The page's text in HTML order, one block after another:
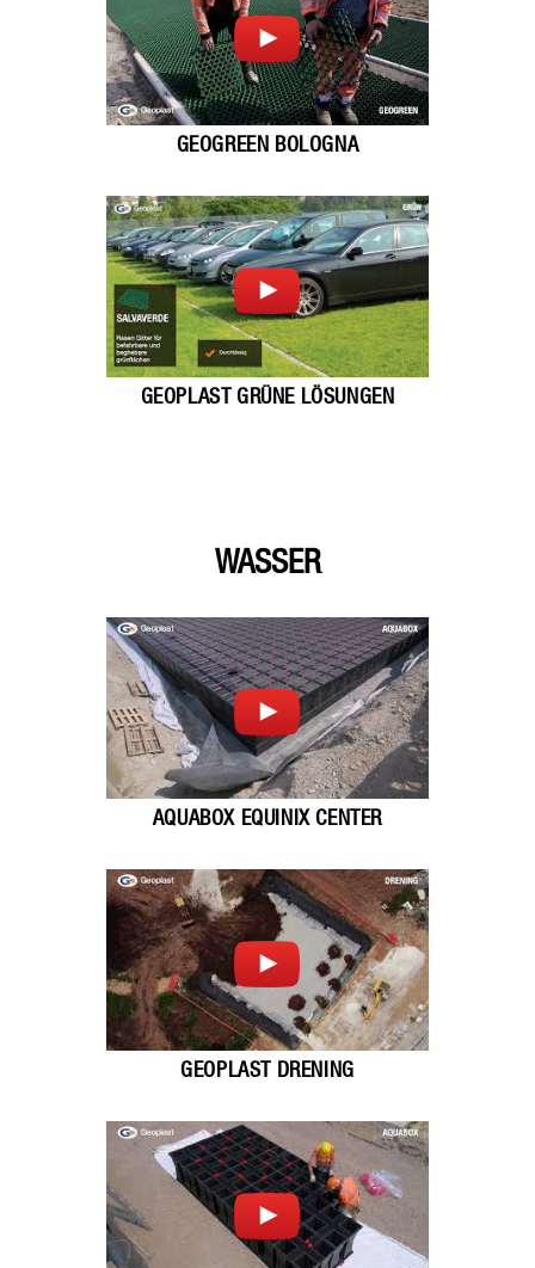
GEOGREEN BOLOGNA
GEOPLAST GRÜNE LÖSUNGEN
WASSER
AQUABOX EQUINIX CENTER
GEOPLAST DRENING